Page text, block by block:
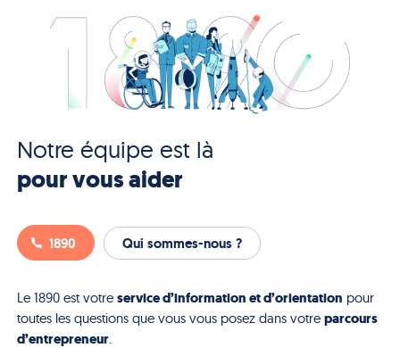
Notre équipe est là
pour vous aider
1890 Qui sommes-nous ?
Le 1890 est votre service d’information et d’orientation pour
toutes les questions que vous vous posez dans votre parcours
d’entrepreneur.